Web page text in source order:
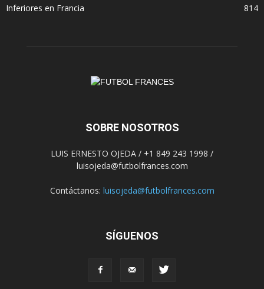
Inferiores en Francia
814
SOBRE NOSOTROS
LUIS ERNESTO OJEDA / +1 849 243 1998 /
luisojeda@futbolfrances.com
Contáctanos: luisojeda@futbolfrances.com
SÍGUENOS